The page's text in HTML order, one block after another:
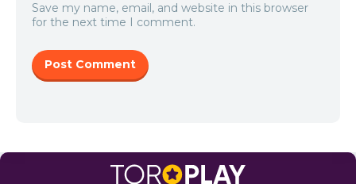
Save my name, email, and website in this browser
for the next time I comment.